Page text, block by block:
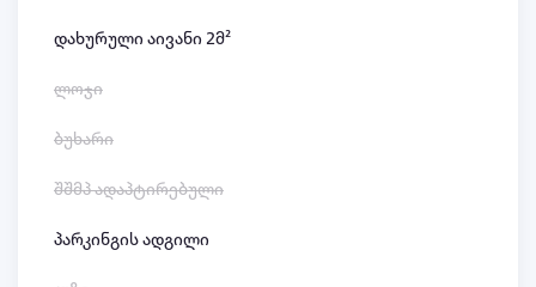
დახურული აივანი 2მ²
ლოჯი
ბუხარი
შშმპ ადაპტირებული
პარკინგის ადგილი